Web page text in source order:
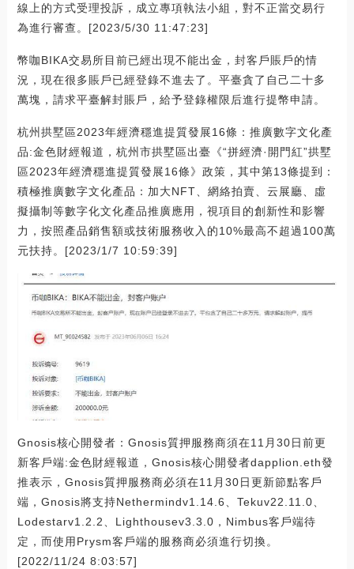
線上的方式受理投訴，成立專項執法小組，對不正當交易行
為進行審查。[2023/5/30 11:47:23]
幣咖BIKA交易所目前已經出現不能出金，封客戶賬戶的情
況，現在很多賬戶已經登錄不進去了。平臺貪了自己二十多
萬塊，請求平臺解封賬戶，給予登錄權限后進行提幣申請。
杭州拱墅區2023年經濟穩進提質發展16條：推廣數字文化產
品:金色財經報道，杭州市拱墅區出臺《“拼經濟·開門紅”拱墅
區2023年經濟穩進提質發展16條》政策，其中第13條提到：
積極推廣數字文化產品：加大NFT、網絡拍賣、云展廳、虛
擬攝制等數字化文化產品推廣應用，視項目的創新性和影響
力，按照產品銷售額或技術服務收入的10%最高不超過100萬
元扶持。[2023/1/7 10:59:39]
Gnosis核心開發者：Gnosis質押服務商須在11月30日前更
新客戶端:金色財經報道，Gnosis核心開發者dapplion.eth發
推表示，Gnosis質押服務商必須在11月30日更新節點客戶
端，Gnosis將支持Nethermindv1.14.6、Tekuv22.11.0、
Lodestarv1.2.2、Lighthousev3.3.0，Nimbus客戶端待
定，而使用Prysm客戶端的服務商必須進行切換。
[2022/11/24 8:03:57]